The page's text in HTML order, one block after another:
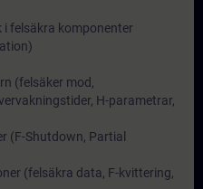
felsäkra komponenter
(felsäker mod,
H-parametrar,
(F-Shutdown, Partial
(felsäkra data, F-kvittering,